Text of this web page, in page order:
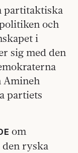
partitaktiska
och
i
sig med den
Amineh
partiets
om
den ryska